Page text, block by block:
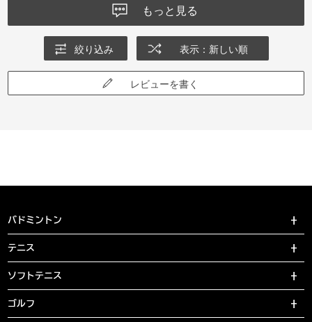
もっと見る
絞り込み 表示：新しい順
レビューを書く
バドミントン
テニス
ソフトテニス
ゴルフ